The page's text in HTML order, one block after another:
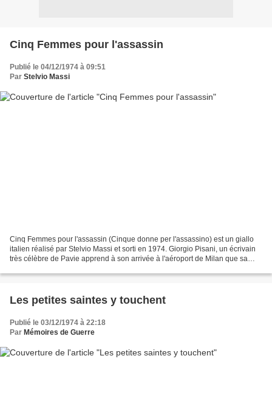
Cinq Femmes pour l'assassin
Publié le 04/12/1974 à 09:51
Par Stelvio Massi
Cinq Femmes pour l'assassin (Cinque donne per l'assassino) est un giallo
italien réalisé par Stelvio Massi et sorti en 1974. Giorgio Pisani, un écrivain
très célèbre de Pavie apprend à son arrivée à l'aéroport de Milan que sa
Les petites saintes y touchent
Publié le 03/12/1974 à 22:18
Par Mémoires de Guerre